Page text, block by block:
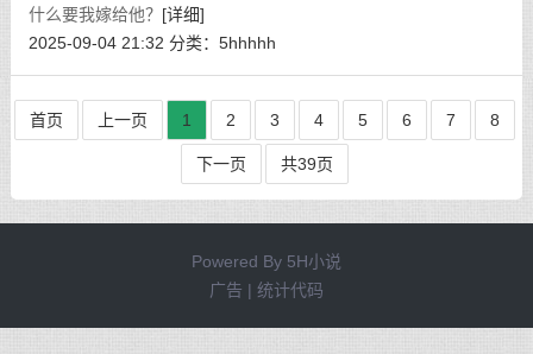
什么要我嫁给他？ [详细]
2025-09-04 21:32 分类： 5hhhhh
首页 上一页 1 2 3 4 5 6 7 8
下一页 共39页
Powered By 5H小说
广告 | 统计代码